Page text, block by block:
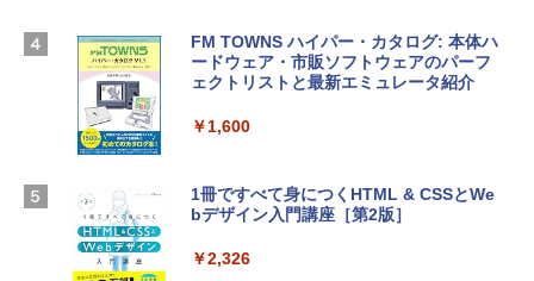
ラ、Touch ID - ミッドナイト + 3年延長
AppleCare+ for 13インチMacBook Air
(M5)|ダウンロード版
￥347,600
【Amazon.co.jp限定】 HP ノートパソコ
ン 15-fd 15.6インチ 16GBメモリ 512GB
SSD インテル Core 5
￥129,800
Robloxギフトカード - 1000 Robux 【限
定バーチャルアイテムを含む】 【オンラ
インゲームコード】 ロブロックス |オン
Microsoft Office Home 2024(最新 永続
0/mac対応|PC2台
FM TOWNS ハイパー・カタログ: 本体ハ
ードウェア・市販ソフトウェアのパーフ
ェクトリストと最新エミュレータ紹介
￥1,600
1冊ですべて身につくHTML & CSSとWe
bデザイン入門講座［第2版］
￥2,326